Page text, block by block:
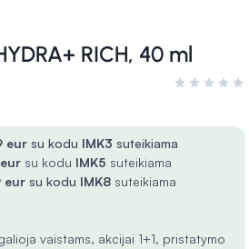
RICH, 40 ml
Įvertinimas
eur su kodu IMK3 suteikiama
su kodu IMK5 suteikiama
eur su kodu IMK8 suteikiama
vaistams, akcijai 1+1, pristatymo